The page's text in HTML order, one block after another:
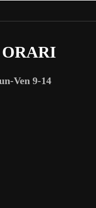
ORARI
Ven 9-14